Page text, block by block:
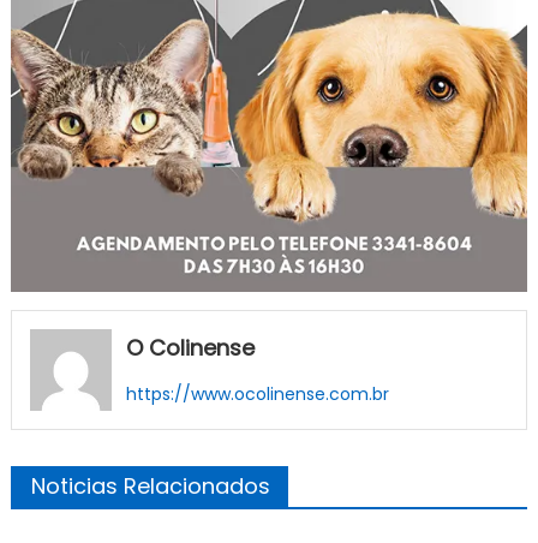
O Colinense
https://www.ocolinense.com.br
Noticias Relacionados